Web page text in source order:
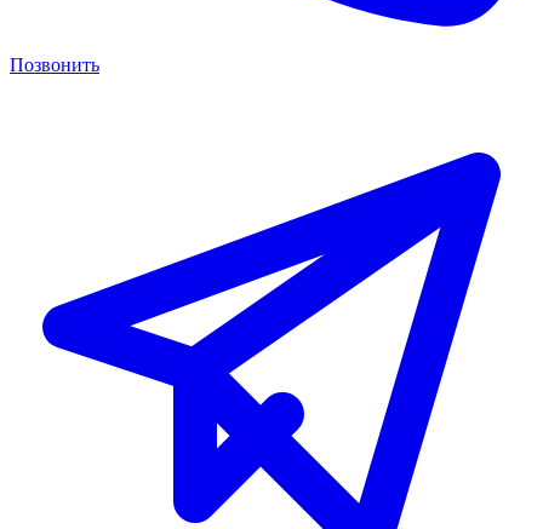
Позвонить